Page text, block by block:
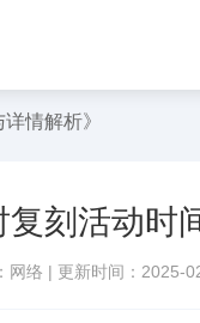
情解析》
复刻活动时
网络 | 更新时间：2025-